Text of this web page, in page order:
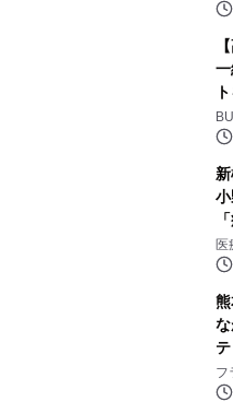
療
フ